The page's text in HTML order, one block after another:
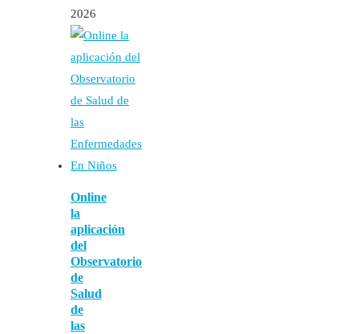
2026
Online
la
aplicación
del
Observatorio
de
Salud
de
las